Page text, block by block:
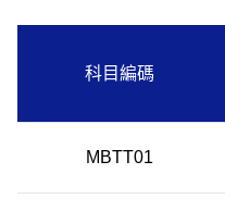
科目編碼
MBTT01